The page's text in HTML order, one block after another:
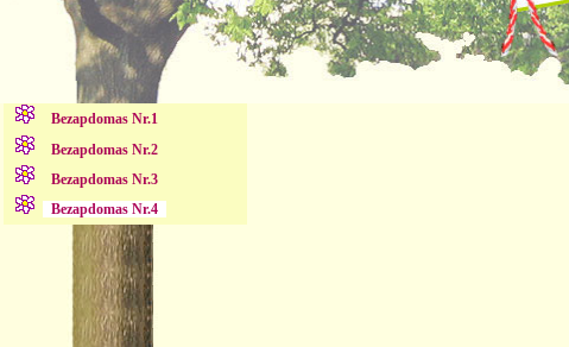
Bezapdomas Nr.1
Bezapdomas Nr.2
Bezapdomas Nr.3
Bezapdomas Nr.4